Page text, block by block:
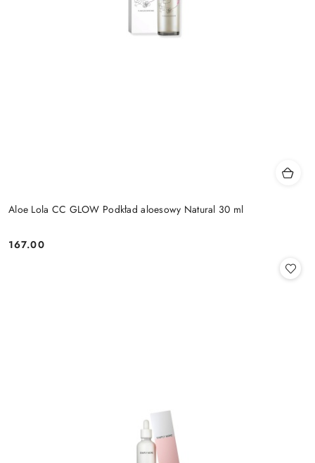
Aloe Lola CC GLOW Podkład aloesowy Natural 30 ml
Cena:
167.00